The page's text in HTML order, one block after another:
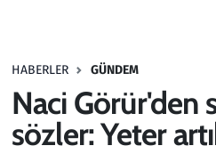
HABERLER GÜNDEM
Naci Görür'den
sözler: Yeter
Haber
Kültür Sanat